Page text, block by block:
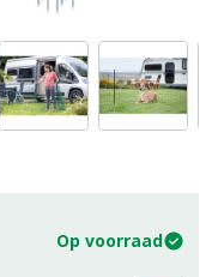
Op voorraad